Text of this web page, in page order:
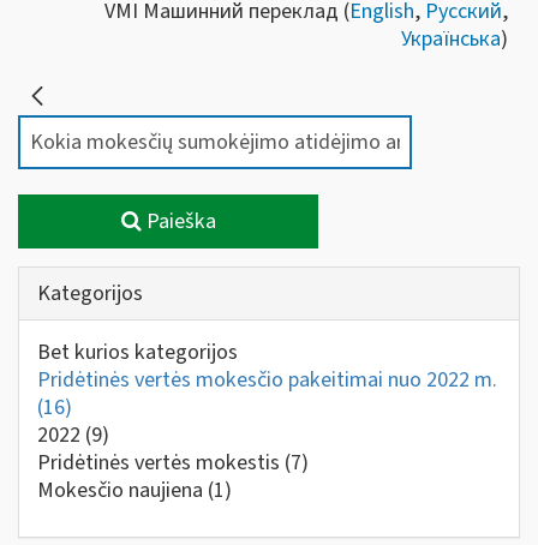
VMI Машинний переклад (English, Русский,
Українська)
Paieška
Kategorijos
Bet kurios kategorijos
Pridėtinės vertės mokesčio pakeitimai nuo 2022 m.
(16)
2022 (9)
Pridėtinės vertės mokestis (7)
Mokesčio naujiena (1)